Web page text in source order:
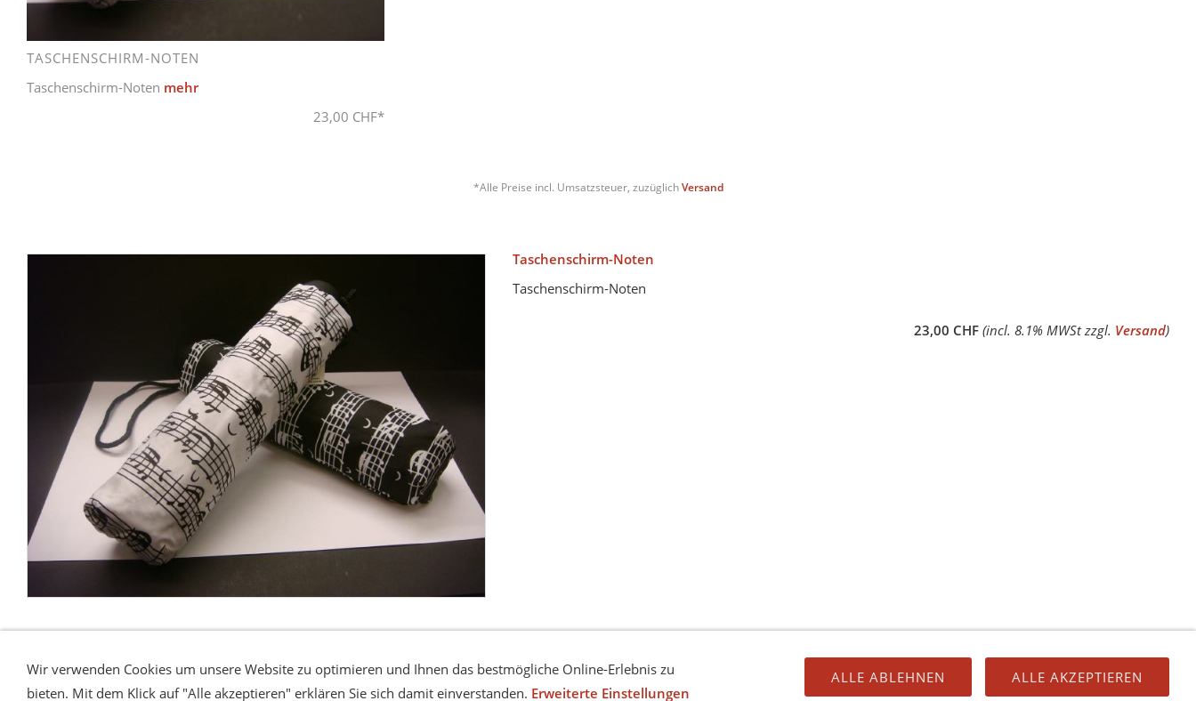
TASCHENSCHIRM-NOTEN
Taschenschirm-Noten mehr
23,00 CHF*
*Alle Preise incl. Umsatzsteuer, zuzüglichVersand
Taschenschirm-Noten
Taschenschirm-Noten
23,00 CHF (incl. 8.1% MWSt zzgl. Versand)
Wir verwenden Cookies um unsere Website zu optimieren und Ihnen das bestmögliche Online-Erlebnis zu
bieten. Mit dem Klick auf "Alle akzeptieren" erklären Sie sich damit einverstanden. Erweiterte Einstellungen
ALLE AKZEPTIEREN
ALLE ABLEHNEN